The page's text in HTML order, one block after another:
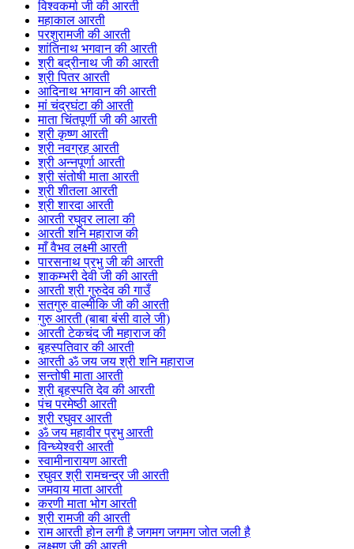
विश्वकर्मा जी की आरती
महाकाल आरती
परशुरामजी की आरती
शांतिनाथ भगवान की आरती
श्री बद्रीनाथ जी की आरती
श्री पितर आरती
आदिनाथ भगवान की आरती
मां चंद्रघंटा की आरती
माता चिंतपूर्णी जी की आरती
श्री कृष्ण आरती
श्री नवग्रह आरती
श्री अन्नपूर्णा आरती
श्री संतोषी माता आरती
श्री शीतला आरती
श्री शारदा आरती
आरती रघुवर लाला की
आरती शनि महाराज की
माँ वैभव लक्ष्मी आरती
पारसनाथ प्रभु जी की आरती
शाकम्भरी देवी जी की आरती
आरती श्री गुरुदेव की गाउँ
सतगुरु वाल्मीकि जी की आरती
गुरु आरती (बाबा बंसी वाले जी)
आरती टेकचंद जी महाराज की
बृहस्पतिवार की आरती
आरती ॐ जय जय श्री शनि महाराज
सन्तोषी माता आरती
श्री बृहस्पति देव की आरती
पंच परमेष्ठी आरती
श्री रघुवर आरती
ॐ जय महावीर प्रभु आरती
विन्ध्येश्वरी आरती
स्वामीनारायण आरती
रघुवर श्री रामचन्द्र जी आरती
जमवाय माता आरती
करणी माता भोग आरती
श्री रामजी की आरती
राम आरती होन लगी है जगमग जगमग जोत जली है